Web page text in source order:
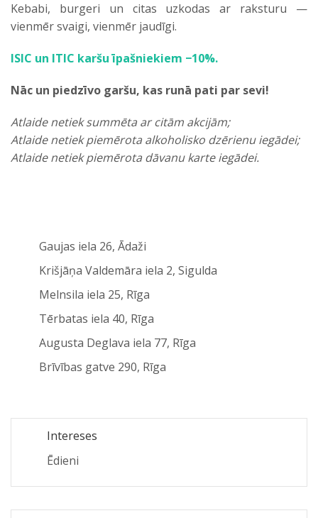
Kebabi, burgeri un citas uzkodas ar raksturu —
vienmēr svaigi, vienmēr jaudīgi.
ISIC un ITIC karšu īpašniekiem −10%.
Nāc un piedzīvo garšu, kas runā pati par sevi!
Atlaide netiek summēta ar citām akcijām;
Atlaide netiek piemērota alkoholisko dzērienu iegādei;
Atlaide netiek piemērota dāvanu karte iegādei.
Gaujas iela 26, Ādaži
Krišjāņa Valdemāra iela 2, Sigulda
Melnsila iela 25, Rīga
Tērbatas iela 40, Rīga
Augusta Deglava iela 77, Rīga
Brīvības gatve 290, Rīga
Intereses
Ēdieni